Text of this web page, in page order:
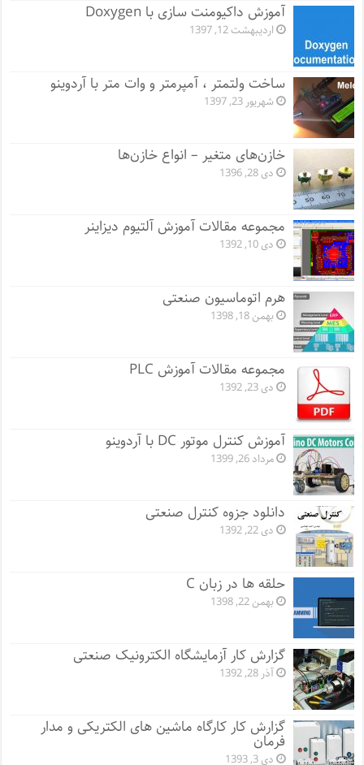
آموزش داکیومنت سازی با Doxygen
اردیبهشت 12, 1397
ساخت ولتمتر ، آمپرمتر و وات متر با آردوینو
شهریور 23, 1397
خازن‌های متغیر – انواع خازن‌ها
دی 28, 1396
مجموعه مقالات آموزش آلتیوم دیزاینر
دی 10, 1392
هرم اتوماسیون صنعتی
بهمن 18, 1398
مجموعه مقالات آموزش PLC
دی 23, 1392
آموزش کنترل موتور DC با آردوینو
مرداد 26, 1399
دانلود جزوه کنترل صنعتی
دی 22, 1392
حلقه ها در زبان C
بهمن 22, 1398
گزارش کار آزمایشگاه الکترونیک صنعتی
آذر 28, 1392
گزارش کار کارگاه ماشین های الکتریکی و مدار
فرمان
دی 3, 1393